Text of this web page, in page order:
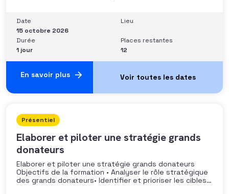
situations nécessitant un arbitrage juridique
Compétences et aptitudes Comprendre les régimes
Date
15 octobre 2026
Lieu
Durée
1 jour
Places restantes
12
En savoir plus
Présentiel
Elaborer et piloter une stratégie grands
donateurs
Elaborer et piloter une stratégie grands donateurs
Objectifs de la formation • Analyser le rôle stratégique
des grands donateurs• Identifier et prioriser les cibles à